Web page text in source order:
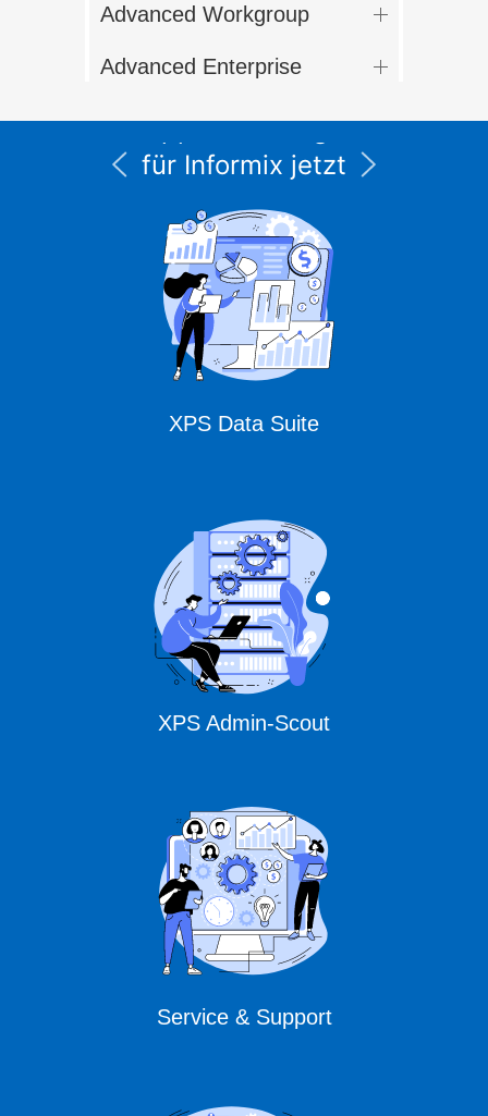
Advanced Workgroup
Advanced Enterprise
Supportleistungen
für Informix jetzt
unter CURSOR
Expert Solutions
XPS Data Suite
XPS Admin-Scout
Service & Support